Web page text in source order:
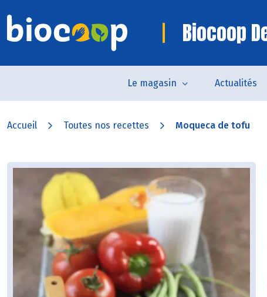
Biocoop
Le magasin Actualités
Accueil Toutes nos recettes Moqueca de tofu